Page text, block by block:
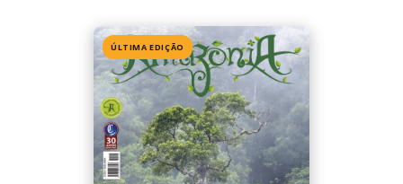
Edição 155· Julho 2026
📖 Ler agora